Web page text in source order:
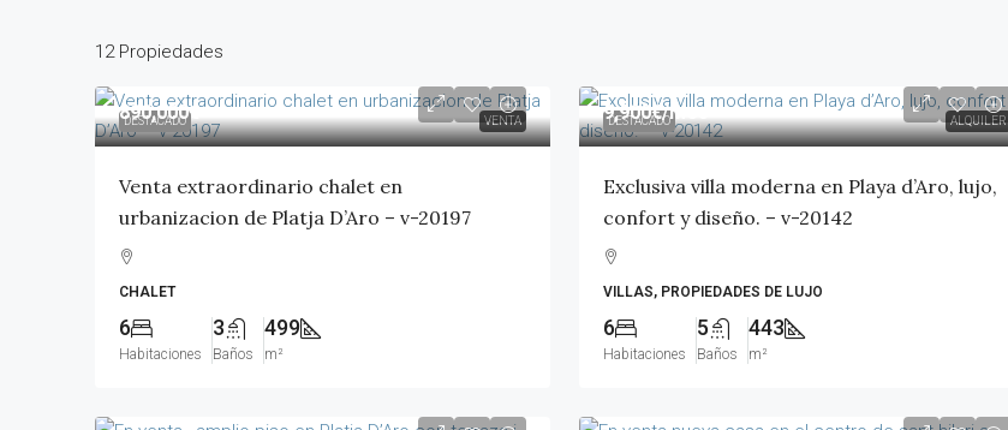
12 Propiedades
DESTACADO VENTA
890,000€
Venta extraordinario chalet en
urbanizacion de Platja D’Aro – v-20197
CHALET
6
Habitaciones
3
Baños
499
m²
DESTACADO ALQUILER
9,900€/mes
Exclusiva villa moderna en Playa d’Aro, lujo,
confort y diseño. – v-20142
VILLAS, PROPIEDADES DE LUJO
6
Habitaciones
5
Baños
443
m²